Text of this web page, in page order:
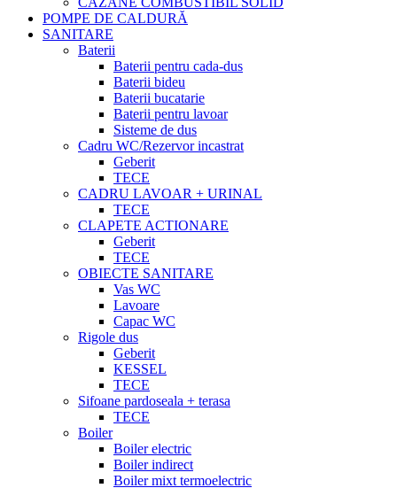
POMPE DE CALDURĂ
SANITARE
Baterii
Baterii pentru cada-dus
Baterii bideu
Baterii bucatarie
Baterii pentru lavoar
Sisteme de dus
Cadru WC/Rezervor incastrat
Geberit
TECE
CADRU LAVOAR + URINAL
TECE
CLAPETE ACTIONARE
Geberit
TECE
OBIECTE SANITARE
Vas WC
Lavoare
Capac WC
Rigole dus
Geberit
KESSEL
TECE
Sifoane pardoseala + terasa
TECE
Boiler
Boiler electric
Boiler indirect
Boiler mixt termoelectric